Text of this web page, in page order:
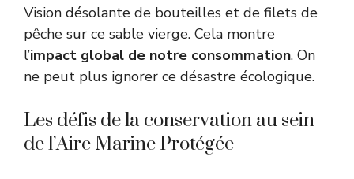
Vision désolante de bouteilles et de filets de
pêche sur ce sable vierge. Cela montre
l’impact global de notre consommation. On
ne peut plus ignorer ce désastre écologique.
Les défis de la conservation au sein
de l’Aire Marine Protégée